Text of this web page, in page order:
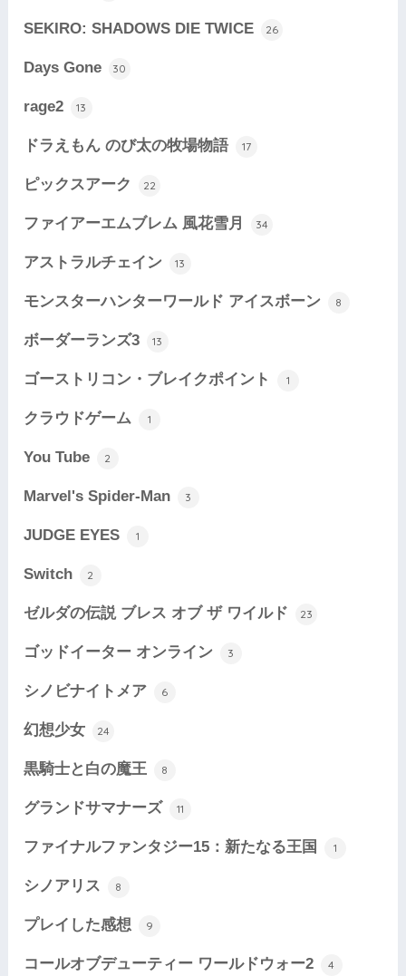
SEKIRO: SHADOWS DIE TWICE 26
Days Gone 30
rage2 13
ドラえもん のび太の牧場物語 17
ピックスアーク 22
ファイアーエムブレム 風花雪月 34
アストラルチェイン 13
モンスターハンターワールド アイスボーン 8
ボーダーランズ3 13
ゴーストリコン・ブレイクポイント 1
クラウドゲーム 1
You Tube 2
Marvel's Spider-Man 3
JUDGE EYES 1
Switch 2
ゼルダの伝説 ブレス オブ ザ ワイルド 23
ゴッドイーター オンライン 3
シノビナイトメア 6
幻想少女 24
黒騎士と白の魔王 8
グランドサマナーズ 11
ファイナルファンタジー15：新たなる王国 1
シノアリス 8
プレイした感想 9
コールオブデューティー ワールドウォー2 4